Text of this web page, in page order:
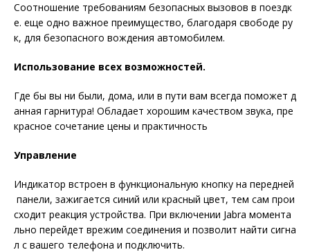
Соотношение требованиям безопасных вызовов в поездк
е. еще одно важное преимущество, благодаря свободе ру
к, для безопасного вождения автомобилем.
Использование всех возможностей.
Где бы вы ни были, дома, или в пути вам всегда поможет д
анная гарнитура! Обладает хорошим качеством звука, пре
красное сочетание цены и практичность
Управление
Индикатор встроен в функциональную кнопку на передней
панели, зажигается синий или красный цвет, тем сам прои
сходит реакция устройства. При включении Jabra момента
льно перейдет врежим соединения и позволит найти сигна
л с вашего телефона и подключить.